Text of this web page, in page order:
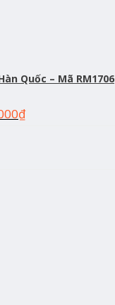
Quốc – Mã RM1706
₫